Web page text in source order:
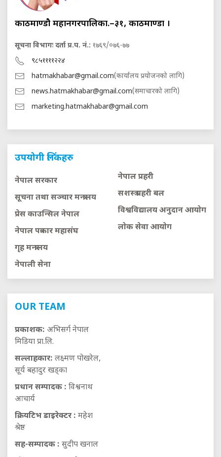
काठमाण्डौ महानगरपालिका.–३१, काठमाण्डौं ।
सूचना विभागः दर्ता प्र.प. नं.: १७६९/०७६-७७
९८५११११२२४
hatmakhabar@gmail.com(कार्यालय प्रयोजनको लागि)
news.hatmakhabar@gmail.com(समाचारको लागि)
marketing.hatmakhabar@gmail.com
उपयोगी लिंकहरु
नेपाल सरकार
सूचना तथा सञ्चार मन्त्रालय
प्रेस काउन्सिल नेपाल
नेपाल पत्रकार महासंघ
गृह मन्त्रालय
नेपाली सेना
नेपाल प्रहरी
सशस्त्र प्रहरी बल
विश्वविद्यालय अनुदान आयाेग
लाेक सेवा आयाेग
OUR TEAM
प्रकाशक: अभिसर्ग नेपाल
मिडिया प्रा.लि.
सल्लाहकार: लक्ष्मण पोखरेल,
सूर्य बहादुर खड्का
प्रधान सम्पादक : विश्वनाथ
आचार्य
क्रियटिभ डाइरेक्टर : महेश
श्रेष्ठ
सह-सम्पादक : सुदीप खनाल